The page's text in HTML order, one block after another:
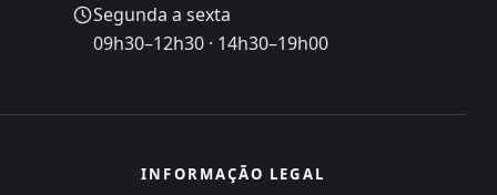
Segunda a sexta
09h30–12h30 · 14h30–19h00
INFORMAÇÃO LEGAL